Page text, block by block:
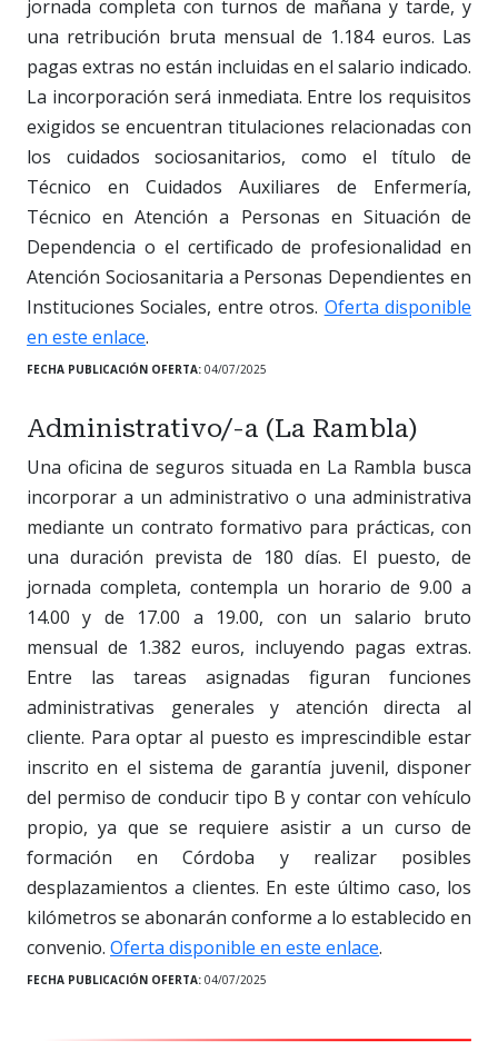
jornada completa con turnos de mañana y tarde, y
una retribución bruta mensual de 1.184 euros. Las
pagas extras no están incluidas en el salario indicado.
La incorporación será inmediata. Entre los requisitos
exigidos se encuentran titulaciones relacionadas con
los cuidados sociosanitarios, como el título de
Técnico en Cuidados Auxiliares de Enfermería,
Técnico en Atención a Personas en Situación de
Dependencia o el certificado de profesionalidad en
Atención Sociosanitaria a Personas Dependientes en
Instituciones Sociales, entre otros. Oferta disponible
en este enlace.
FECHA PUBLICACIÓN OFERTA: 04/07/2025
Administrativo/-a (La Rambla)
Una oficina de seguros situada en La Rambla busca
incorporar a un administrativo o una administrativa
mediante un contrato formativo para prácticas, con
una duración prevista de 180 días. El puesto, de
jornada completa, contempla un horario de 9.00 a
14.00 y de 17.00 a 19.00, con un salario bruto
mensual de 1.382 euros, incluyendo pagas extras.
Entre las tareas asignadas figuran funciones
administrativas generales y atención directa al
cliente. Para optar al puesto es imprescindible estar
inscrito en el sistema de garantía juvenil, disponer
del permiso de conducir tipo B y contar con vehículo
propio, ya que se requiere asistir a un curso de
formación en Córdoba y realizar posibles
desplazamientos a clientes. En este último caso, los
kilómetros se abonarán conforme a lo establecido en
convenio. Oferta disponible en este enlace.
FECHA PUBLICACIÓN OFERTA: 04/07/2025